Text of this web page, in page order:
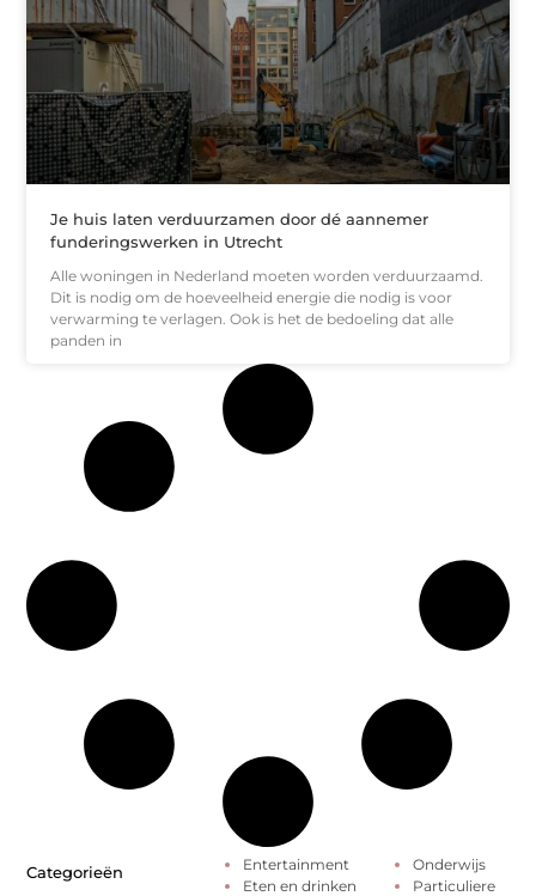
Je huis laten verduurzamen door dé aannemer
funderingswerken in Utrecht
Alle woningen in Nederland moeten worden verduurzaamd.
Dit is nodig om de hoeveelheid energie die nodig is voor
verwarming te verlagen. Ook is het de bedoeling dat alle
panden in
Categorieën
Entertainment
Eten en drinken
Onderwijs
Particuliere